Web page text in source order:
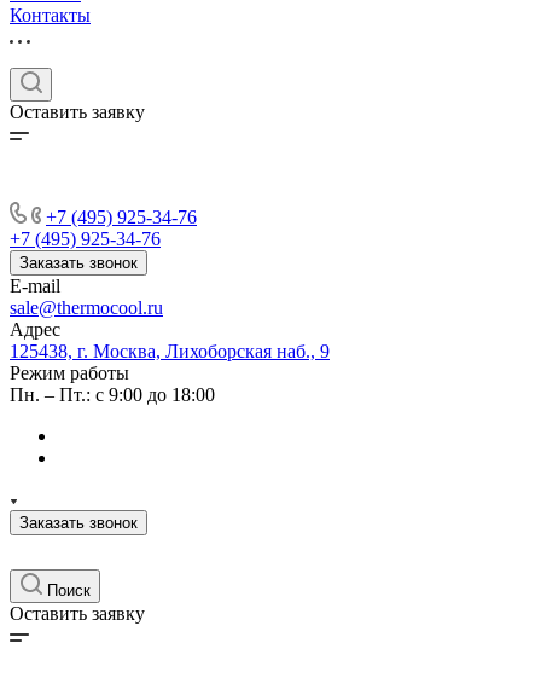
Контакты
Оставить заявку
+7 (495) 925-34-76
+7 (495) 925-34-76
Заказать звонок
E-mail
sale@thermocool.ru
Адрес
125438, г. Москва, Лихоборская наб., 9
Режим работы
Пн. – Пт.: с 9:00 до 18:00
Заказать звонок
Поиск
Оставить заявку